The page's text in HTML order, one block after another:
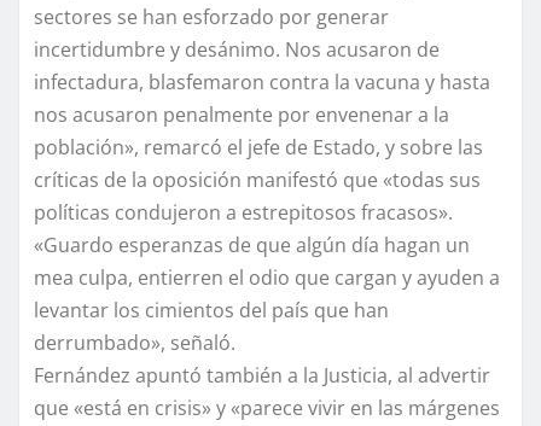
sectores se han esforzado por generar
incertidumbre y desánimo. Nos acusaron de
infectadura, blasfemaron contra la vacuna y hasta
nos acusaron penalmente por envenenar a la
población», remarcó el jefe de Estado, y sobre las
críticas de la oposición manifestó que «todas sus
políticas condujeron a estrepitosos fracasos».
«Guardo esperanzas de que algún día hagan un
mea culpa, entierren el odio que cargan y ayuden a
levantar los cimientos del país que han
derrumbado», señaló.
Fernández apuntó también a la Justicia, al advertir
que «está en crisis» y «parece vivir en las márgenes